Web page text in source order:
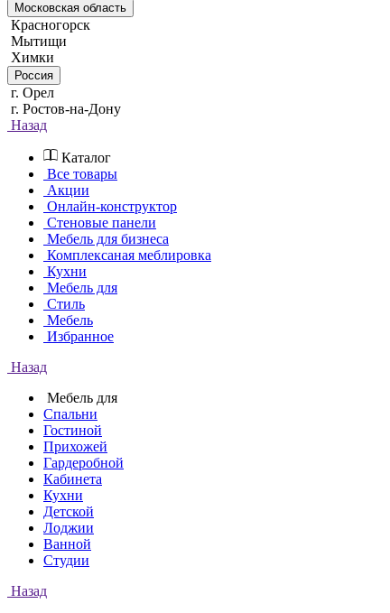
Московская область
Красногорск
Мытищи
Химки
Россия
г. Орел
г. Ростов-на-Дону
Назад
Каталог
Все товары
Акции
Онлайн-конструктор
Стеновые панели
Мебель для бизнеса
Комплексаная меблировка
Кухни
Мебель для
Стиль
Мебель
Избранное
Назад
Мебель для
Спальни
Гостиной
Прихожей
Гардеробной
Кабинета
Кухни
Детской
Лоджии
Ванной
Студии
Назад